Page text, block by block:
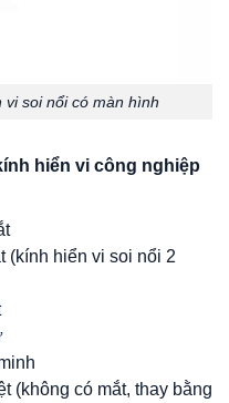
soi nổi có màn hình
hiển vi công nghiệp
(kính hiển vi soi nổi 2
(không có mắt, thay bằng